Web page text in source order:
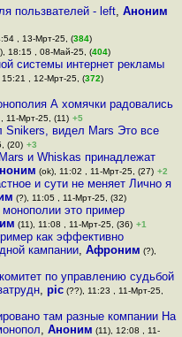
пользвателей - left, Аноним
, 13-Мрт-25, (384)
18:15 , 08-Май-25, (404)
системы интернет рекламы
, 12-Мрт-25, (372)
А хомячки радовались
11-Мрт-25, (11) +5
Snikers, видел Mars Это все
(20) +3
и Whiskas принадлежат
(ok), 11:02 , 11-Мрт-25, (27) +2
и сути не меняет Лично я
(?), 11:05 , 11-Мрт-25, (32)
это пример
(11), 11:08 , 11-Мрт-25, (36) +1
как эффективно
кампании, Афроним (?),
по управлению судьбой
,pic (??), 11:23 , 11-Мрт-25,
там разные компании На
,Аноним (11), 12:08 , 11-